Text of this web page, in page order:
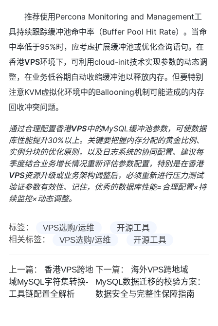
推荐使用Percona Monitoring and Management工
具持续跟踪缓冲池命中率（Buffer Pool Hit Rate）。当命
中率低于95%时，应考虑扩展缓冲池或优化查询语句。在
香港VPS环境下，可利用cloud-init技术实现参数的动态调
整，在业务低谷期自动收缩缓冲池以释放内存。但要特别
注意KVM虚拟化环境中的Ballooning机制可能造成的内存
回收冲突问题。
通过合理配置香港VPS中的MySQL缓冲池参数，可使数据
库性能提升30%以上。关键要把握内存分配的黄金比例、
实例分块的优化原则，以及日志系统的协同配置。建议每
季度结合业务增长情况重新评估参数配置，特别是在香港
VPS资源升级或业务架构调整后，必须重新进行压力测试
验证参数有效性。记住，优秀的数据库性能=合理配置×持
续监控×动态调整。
标签： VPS选购/运维
开源工具
相关标签：
VPS选购/运维 开源工具
上一篇：
香港VPS跨地
域MySQL字符集转换-
工具链配置全解析
下一篇：
海外VPS跨地域
MySQL数据迁移的校验方案：
数据安全与完整性保障指南